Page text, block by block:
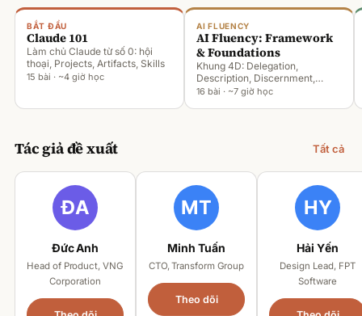
BẮT ĐẦU
Claude 101
Làm chủ Claude từ số 0: hội
thoại, Projects, Artifacts, Skills
15 bài · ~4 giờ học
AI FLUENCY
AI Fluency: Framework
& Foundations
Khung 4D: Delegation,
Description, Discernment,
Diligence
16 bài · ~7 giờ học
Tác giả đề xuất Tất cả
Đức Anh
Head of Product, VNG
Corporation
Minh Tuấn
CTO, Transform Group
Theo dõi
Hải Yến
Design Lead, FPT
Software